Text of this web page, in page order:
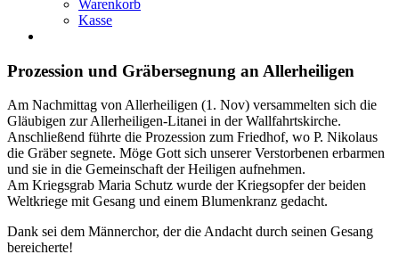
Warenkorb
Kasse
Prozession und Gräbersegnung an Allerheiligen
Am Nachmittag von Allerheiligen (1. Nov) versammelten sich die
Gläubigen zur Allerheiligen-Litanei in der Wallfahrtskirche.
Anschließend führte die Prozession zum Friedhof, wo P. Nikolaus
die Gräber segnete. Möge Gott sich unserer Verstorbenen erbarmen
und sie in die Gemeinschaft der Heiligen aufnehmen.
Am Kriegsgrab Maria Schutz wurde der Kriegsopfer der beiden
Weltkriege mit Gesang und einem Blumenkranz gedacht.
Dank sei dem Männerchor, der die Andacht durch seinen Gesang
bereicherte!